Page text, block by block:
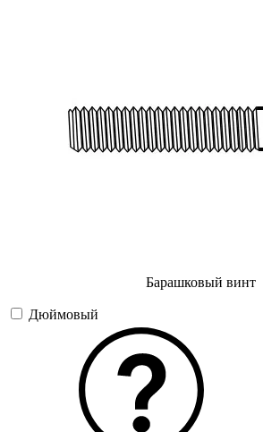
Барашковый винт
Дюймовый